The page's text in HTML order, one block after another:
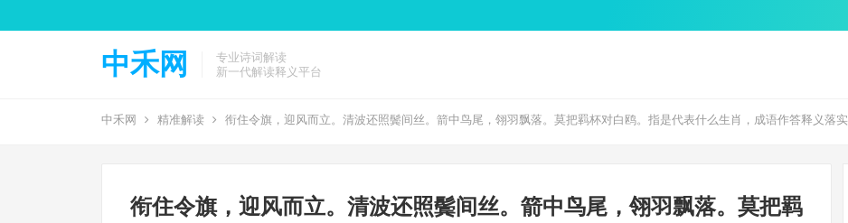
中禾网
专业诗词解读
新一代解读释义平台
中禾网 精准解读 衔住令旗，迎风而立。清波还照鬓间丝。箭中鸟尾，翎羽飘落。莫把羁杯对白鸥。指是代表什么生肖，成语作答释义落实
衔住令旗，迎风而立。清波还照鬓间丝。箭中鸟尾，翎羽飘落。莫把羁